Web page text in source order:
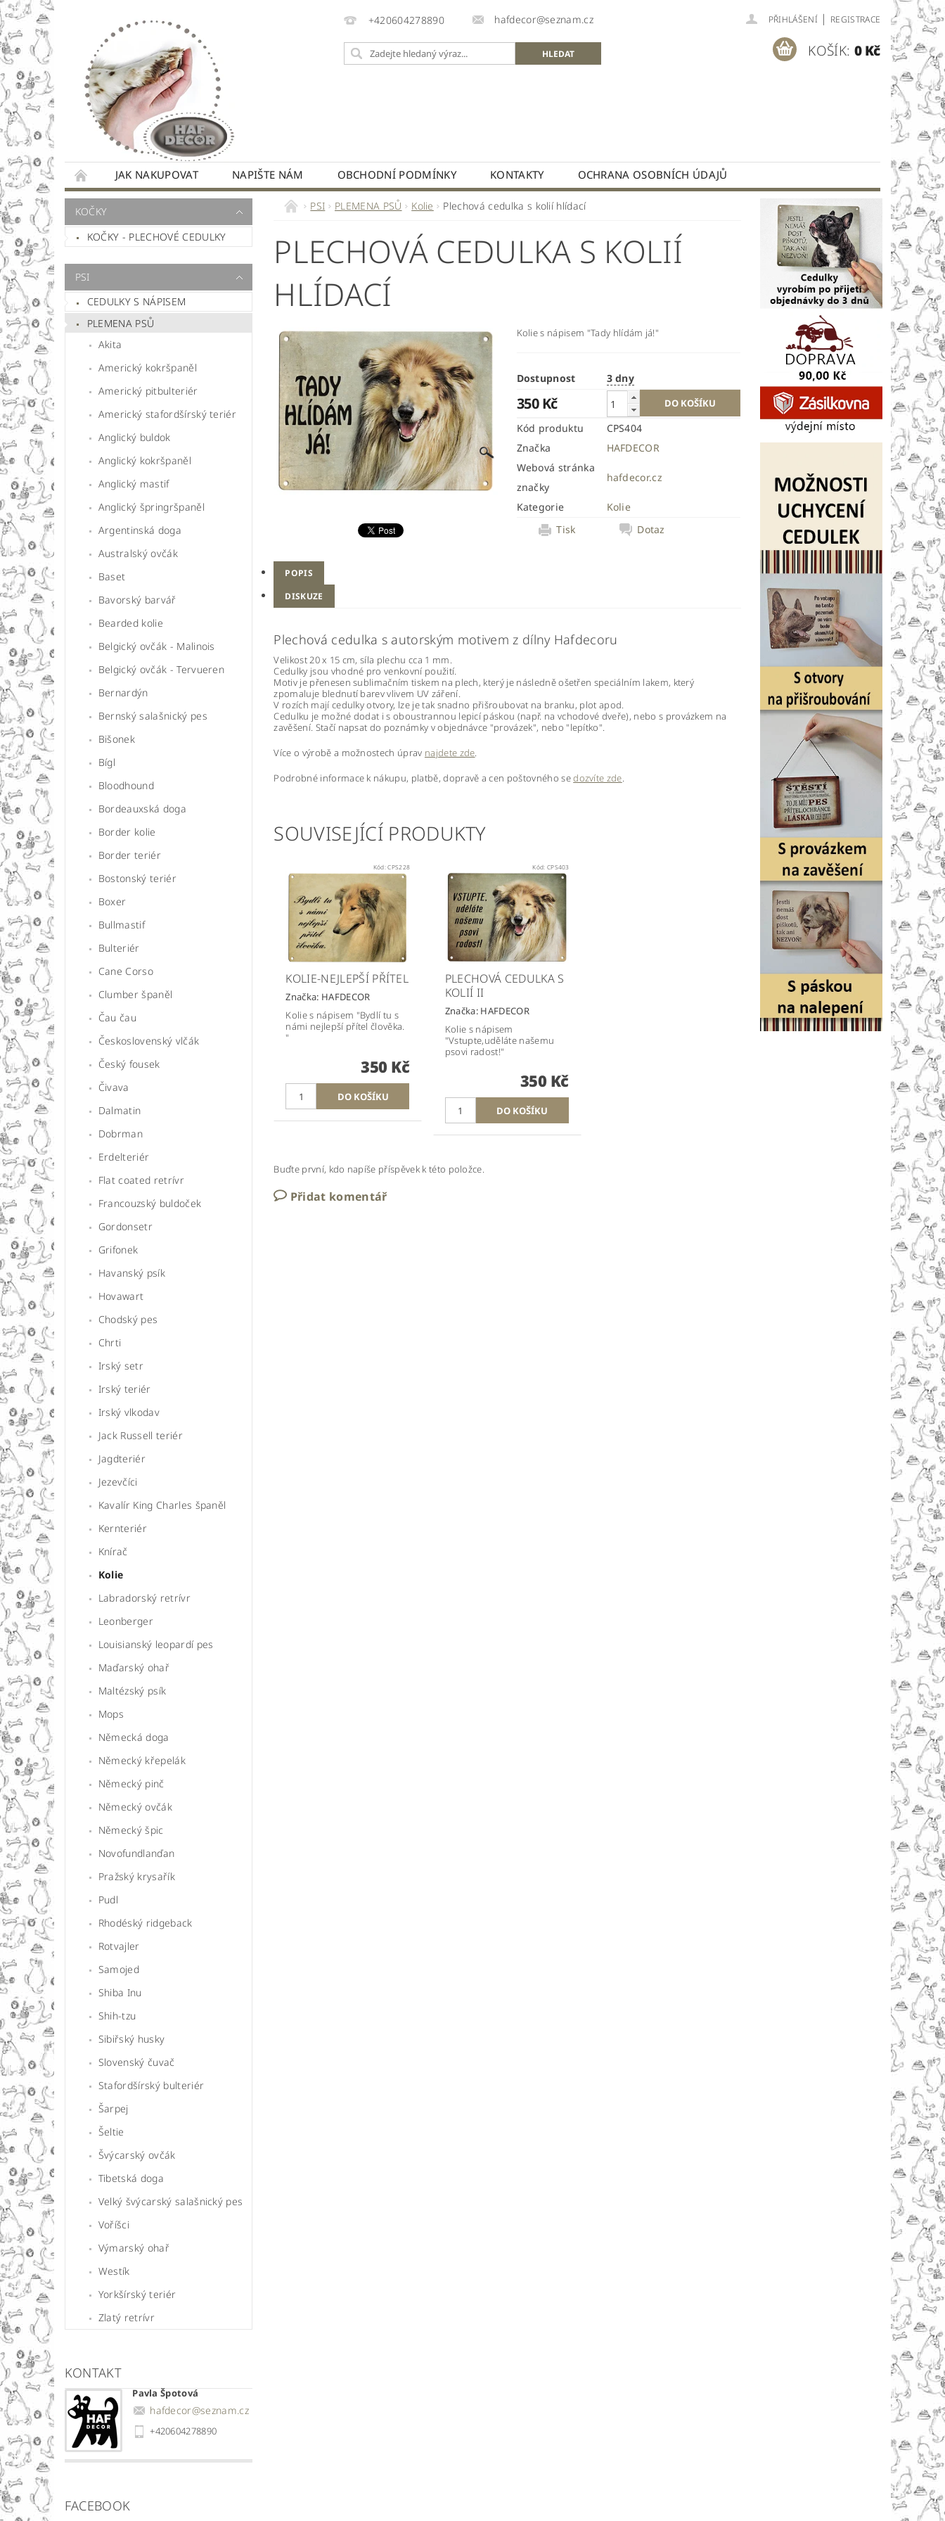
+420604278890 hafdecor@seznam.cz PŘIHLÁŠENÍ | REGISTRACE
KOŠÍK: 0 Kč
JAK NAKUPOVAT NAPIŠTE NÁM OBCHODNÍ PODMÍNKY KONTAKTY OCHRANA OSOBNÍCH ÚDAJŮ
KOČKY
KOČKY - PLECHOVÉ CEDULKY
PSI
CEDULKY S NÁPISEM
PLEMENA PSŮ
Akita
Americký kokršpaněl
Americký pitbulteriér
Americký stafordšírský teriér
Anglický buldok
Anglický kokršpaněl
Anglický mastif
Anglický špringršpaněl
Argentinská doga
Australský ovčák
Baset
Bavorský barvář
Bearded kolie
Belgický ovčák - Malinois
Belgický ovčák - Tervueren
Bernardýn
Bernský salašnický pes
Bišonek
Bígl
Bloodhound
Bordeauxská doga
Border kolie
Border teriér
Bostonský teriér
Boxer
Bullmastif
Bulteriér
Cane Corso
Clumber španěl
Čau čau
Československý vlčák
Český fousek
Čivava
Dalmatin
Dobrman
Erdelteriér
Flat coated retrívr
Francouzský buldoček
Gordonsetr
Grifonek
Havanský psík
Hovawart
Chodský pes
Chrti
Irský setr
Irský teriér
Irský vlkodav
Jack Russell teriér
Jagdteriér
Jezevčíci
Kavalír King Charles španěl
Kernteriér
Knírač
Kolie
Labradorský retrívr
Leonberger
Louisianský leopardí pes
Maďarský ohař
Maltézský psík
Mops
Německá doga
Německý křepelák
Německý pinč
Německý ovčák
Německý špic
Novofundlanďan
Pražský krysařík
Pudl
Rhodéský ridgeback
Rotvajler
Samojed
Shiba Inu
Shih-tzu
Sibiřský husky
Slovenský čuvač
Stafordšírský bulteriér
Šarpej
Šeltie
Švýcarský ovčák
Tibetská doga
Velký švýcarský salašnický pes
Voříšci
Výmarský ohař
Westík
Yorkšírský teriér
Zlatý retrívr
KONTAKT
Pavla Špotová
hafdecor@seznam.cz
+420604278890
FACEBOOK
PSI PLEMENA PSŮ Kolie Plechová cedulka s kolií hlídací
PLECHOVÁ CEDULKA S KOLIÍ
HLÍDACÍ
Kolie s nápisem "Tady hlídám já!"
Dostupnost 3 dny
350 Kč
Kód produktu
CPS404
Značka
HAFDECOR
Webová stránka
značky
hafdecor.cz
Kategorie
Kolie
Tisk
Dotaz
POPIS
DISKUZE
Plechová cedulka s autorským motivem z dílny Hafdecoru
Velikost 20 x 15 cm, síla plechu cca 1 mm.
Cedulky jsou vhodné pro venkovní použití.
Motiv je přenesen sublimačním tiskem na plech, který je následně ošetřen speciálním lakem, který
zpomaluje blednutí barev vlivem UV záření.
V rozích mají cedulky otvory, lze je tak snadno přišroubovat na branku, plot apod.
Cedulku je možné dodat i s oboustrannou lepicí páskou (např. na vchodové dveře), nebo s provázkem na
zavěšení. Stačí napsat do poznámky v objednávce "provázek", nebo "lepítko".
Více o výrobě a možnostech úprav najdete zde.
Podrobné informace k nákupu, platbě, dopravě a cen poštovného sedozvíte zde.
SOUVISEJÍCÍ PRODUKTY
Kód:CPS228
KOLIE-NEJLEPŠÍ PŘÍTEL
Značka: HAFDECOR
Kolie s nápisem "Bydlí tu s
námi nejlepší přítel člověka.
"
350 Kč
Kód: CPS403
PLECHOVÁ CEDULKA S
KOLIÍ II
Značka: HAFDECOR
Kolie s nápisem
"Vstupte,uděláte našemu
psovi radost!"
350 Kč
Buďte první, kdo napíše příspěvek k této položce.
Přidat komentář